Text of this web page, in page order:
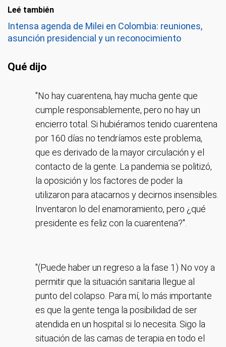
Leé también
Intensa agenda de Milei en Colombia: reuniones,
asunción presidencial y un reconocimiento
Qué dijo
"No hay cuarentena, hay mucha gente que
cumple responsablemente, pero no hay un
encierro total. Si hubiéramos tenido cuarentena
por 160 días no tendríamos este problema,
que es derivado de la mayor circulación y el
contacto de la gente. La pandemia se politizó,
la oposición y los factores de poder la
utilizaron para atacarnos y decirnos insensibles.
Inventaron lo del enamoramiento, pero ¿qué
presidente es feliz con la cuarentena?".
"(Puede haber un regreso a la fase 1) No voy a
permitir que la situación sanitaria llegue al
punto del colapso. Para mí, lo más importante
es que la gente tenga la posibilidad de ser
atendida en un hospital si lo necesita. Sigo la
situación de las camas de terapia en todo el